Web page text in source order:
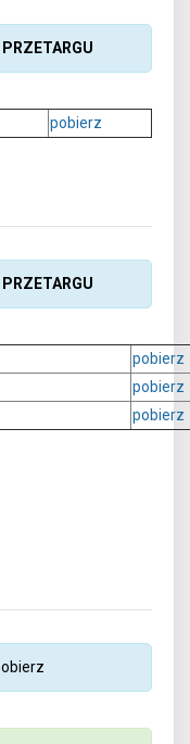
pobierz
pobierz
pobierz
pobierz